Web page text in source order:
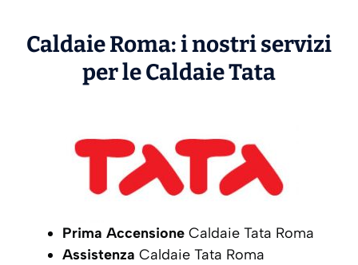
Caldaie Roma: i nostri servizi
per le CaldaieTata
Prima Accensione Caldaie Tata Roma
Assistenza Caldaie Tata Roma